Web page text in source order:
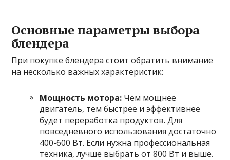
Основные параметры выбора
блендера
При покупке блендера стоит обратить внимание
на несколько важных характеристик:
Мощность мотора: Чем мощнее
двигатель, тем быстрее и эффективнее
будет переработка продуктов. Для
повседневного использования достаточно
400-600 Вт. Если нужна профессиональная
техника, лучше выбрать от 800 Вт и выше.